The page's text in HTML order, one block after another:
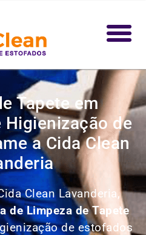
Tapete em
de
a Cida Clean
Clean Lavanderia,
de Limpeza de Tapete
de estofados